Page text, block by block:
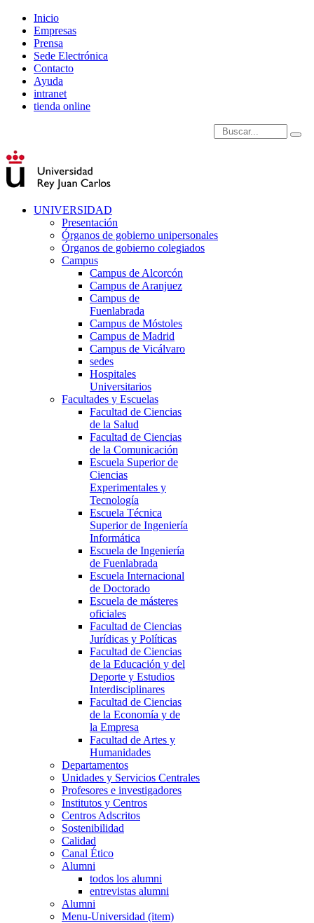
Inicio
Empresas
Prensa
Sede Electrónica
Contacto
Ayuda
intranet
tienda online
Introduce términos de
UNIVERSIDAD
Presentación
Órganos de gobierno unipersonales
Órganos de gobierno colegiados
Campus
Campus de Alcorcón
Campus de Aranjuez
Campus de
Fuenlabrada
Campus de Móstoles
Campus de Madrid
Campus de Vicálvaro
sedes
Hospitales
Universitarios
Facultades y Escuelas
Facultad de Ciencias
de la Salud
Facultad de Ciencias
de la Comunicación
Escuela Superior de
Ciencias
Experimentales y
Tecnología
Escuela Técnica
Superior de Ingeniería
Informática
Escuela de Ingeniería
de Fuenlabrada
Escuela Internacional
de Doctorado
Escuela de másteres
oficiales
Facultad de Ciencias
Jurídicas y Políticas
Facultad de Ciencias
de la Educación y del
Deporte y Estudios
Interdisciplinares
Facultad de Ciencias
de la Economía y de
la Empresa
Facultad de Artes y
Humanidades
Departamentos
Unidades y Servicios Centrales
Profesores e investigadores
Institutos y Centros
Centros Adscritos
Sostenibilidad
Calidad
Canal Ético
Alumni
todos los alumni
entrevistas alumni
Alumni
Menu-Universidad (item)